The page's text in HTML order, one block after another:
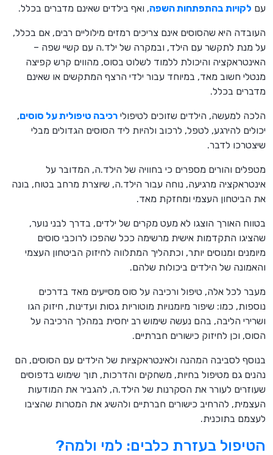
עם לקויות בהתפתחות השפה, ואף בילדים שאינם מדברים בכלל.
העובדה היא שהסוסים אינם צריכים רמזים מילוליים רבים, אם בכלל,
על מנת לתקשר עם הילד, ובמקרה של ילד.ה עם קשיי שפה –
האינטראקציה והיכולת ללמוד לשלוט בסוס, מהווים קרש קפיצה
מנטלי חשוב מאד, במיוחד עבור ילדי הרצף המתקשים או שאינם
מדברים בכלל.
הלכה למעשה, הילדים שזוכים לטיפולי רכיבה טיפולית על סוסים,
יכולים להירגע, לטפל, לרכוב ולהיות ליד הסוסים הגדולים מבלי
שיצטרכו לדבר.
מטפלים והורים מספרים כי בחוויה של הילד.ה, המדובר על
אינטראקציה מרגיעה, נוחה עבור הילד.ה, שיוצרת מרחב בטוח, בונה
את הביטחון העצמי ומחזקת מאד.
בטווח האורך הוצגו לא מעט מקרים של ילדים, בדרך לבני נוער,
שהציגו התקדמות אישית מרשימה ככל שהפכו לרוכבי סוסים
מיומנים ומנוסים יותר, וכתהליך המתלווה לחיזוק הביטחון העצמי
והאמונה של הילדים ביכולות שלהם.
מעבר לכל אלה, טיפול ורכיבה על סוס מסייעים מאד בדרכים
נוספות, כמו: שיפור מיומנויות מוטוריות גסות ועדינות, חיזוק הגו
ושרירי הליבה, בהם נעשה שימוש רב יחסית במהלך הרכיבה על
הסוס, וכן לחיזוק כישורים חברתיים.
בנוסף לסביבה המהנה ולאינטראקציות של הילדים עם הסוסים, הם
נהנים גם מטיפול בחיות, משחקים והדרכות, תוך שימוש בדפוסים
שעוזרים לעורר את הסקרנות של הילד.ה, להגביר את המודעות
העצמית, להרחיב כישורים חברתיים ולהשיג את המטרות שהציבו
לעצמם בתוכנית.
הטיפול בעזרת כלבים: למי ולמה?